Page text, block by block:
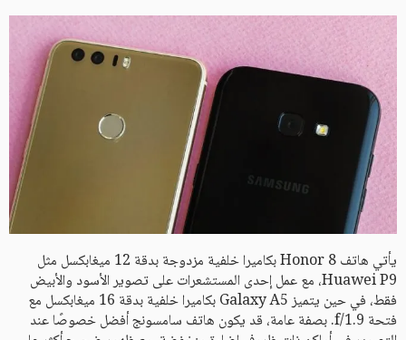
يأتي هاتف Honor 8 بكاميرا خلفية مزدوجة بدقة 12 ميغابكسل مثل
Huawei P9، مع عمل إحدى المستشعرات على تصوير الأسود والأبيض
فقط، في حين يتميز Galaxy A5 بكاميرا خلفية بدقة 16 ميغابكسل مع
فتحة f/1.9. بصفة عامة، قد يكون هاتف سامسونج أفضل خصوصًا عند